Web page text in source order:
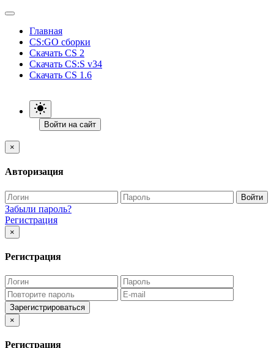
Главная
CS:GO сборки
Скачать CS 2
Скачать CS:S v34
Скачать CS 1.6
Войти на сайт
×
Авторизация
Войти
Забыли пароль?
Регистрация
×
Регистрация
Зарегистрироваться
×
Регистрация